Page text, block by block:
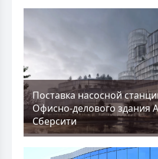
Поставка насосной
Офисно-делового здания
Сберсити